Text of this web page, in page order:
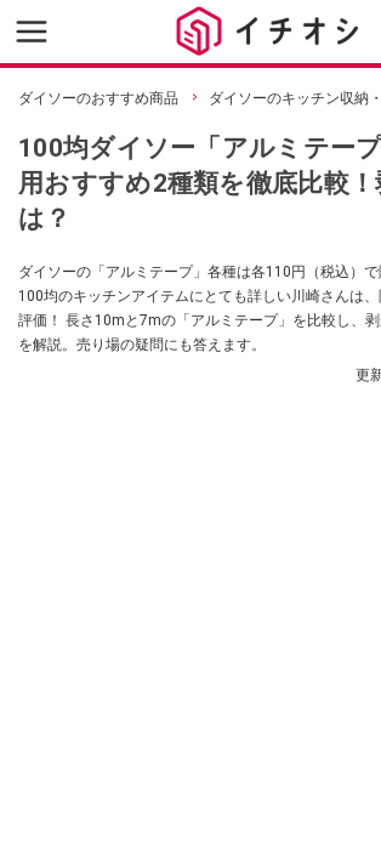
ダイソーのおすすめ商品 ダイソーのキッチン収納
100均ダイソー「アルミテー
用おすすめ2種類を徹底比較
は？
ダイソーの「アルミテープ」各種は各110円（税込）
100均のキッチンアイテムにとても詳しい川崎さんは
評価！ 長さ10mと7mの「アルミテープ」を比較し、
を解説。売り場の疑問にも答えます。
更